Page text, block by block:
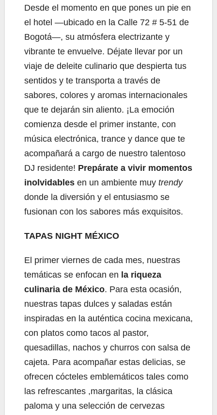
Desde el momento en que pones un pie en
el hotel —ubicado en la Calle 72 # 5-51 de
Bogotá—, su atmósfera electrizante y
vibrante te envuelve. Déjate llevar por un
viaje de deleite culinario que despierta tus
sentidos y te transporta a través de
sabores, colores y aromas internacionales
que te dejarán sin aliento. ¡La emoción
comienza desde el primer instante, con
música electrónica, trance y dance que te
acompañará a cargo de nuestro talentoso
DJ residente! Prepárate a vivir momentos
inolvidables en un ambiente muy trendy
donde la diversión y el entusiasmo se
fusionan con los sabores más exquisitos.
TAPAS NIGHT MÉXICO
El primer viernes de cada mes, nuestras
temáticas se enfocan en la riqueza
culinaria de México. Para esta ocasión,
nuestras tapas dulces y saladas están
inspiradas en la auténtica cocina mexicana,
con platos como tacos al pastor,
quesadillas, nachos y churros con salsa de
cajeta. Para acompañar estas delicias, se
ofrecen cócteles emblemáticos tales como
las refrescantes ,margaritas, la clásica
paloma y una selección de cervezas